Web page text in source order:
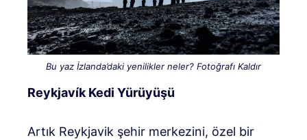
Bu yaz İzlanda’daki yenilikler neler? Fotoğrafı Kaldır
Reykjavík Kedi Yürüyüşü
Artık Reykjavik şehir merkezini, özel bir